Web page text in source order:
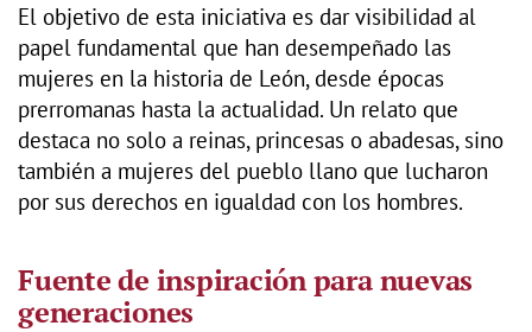
El objetivo de esta iniciativa es dar visibilidad al
papel fundamental que han desempeñado las
mujeres en la historia de León, desde épocas
prerromanas hasta la actualidad. Un relato que
destaca no solo a reinas, princesas o abadesas, sino
también a mujeres del pueblo llano que lucharon
por sus derechos en igualdad con los hombres.
Fuente de inspiración para nuevas
generaciones